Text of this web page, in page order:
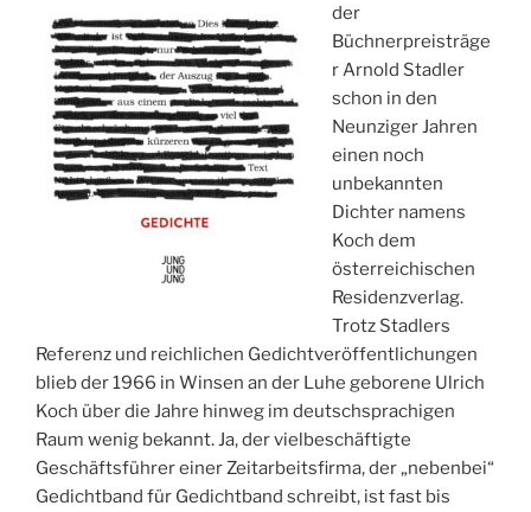
der
Büchnerpreisträge
r Arnold Stadler
schon in den
Neunziger Jahren
einen noch
unbekannten
Dichter namens
Koch dem
österreichischen
Residenzverlag.
Trotz Stadlers
Referenz und reichlichen Gedichtveröffentlichungen
blieb der 1966 in Winsen an der Luhe geborene Ulrich
Koch über die Jahre hinweg im deutschsprachigen
Raum wenig bekannt. Ja, der vielbeschäftigte
Geschäftsführer einer Zeitarbeitsfirma, der „nebenbei“
Gedichtband für Gedichtband schreibt, ist fast bis